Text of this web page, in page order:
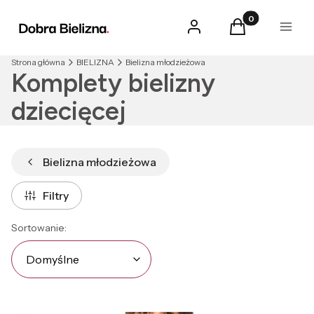
Zaloguj sięProdukty w
Koszyk Menu
Strona główna BIELIZNA Bielizna młodzieżowa
Komplety bielizny
dziecięcej
Bielizna młodzieżowa
Filtry
Lista produktów
Sortowanie:
Domyślne